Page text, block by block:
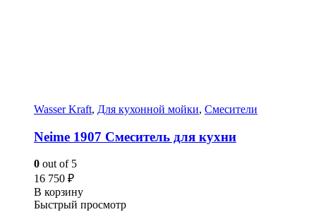
Wasser Kraft, Для кухонной мойки, Смесители
Neime 1907 Смеситель для кухни
0 out of 5
16 750 ₽
В корзину
Быстрый просмотр